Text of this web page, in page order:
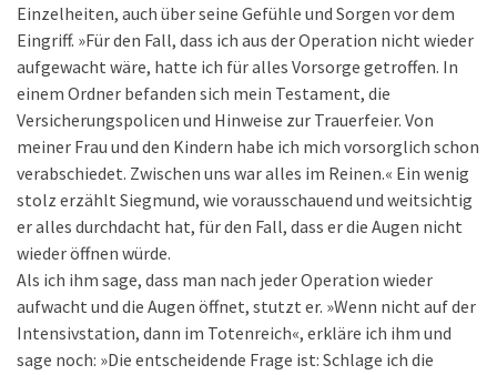
Einzelheiten, auch über seine Gefühle und Sorgen vor dem
Eingriff. »Für den Fall, dass ich aus der Operation nicht wieder
aufgewacht wäre, hatte ich für alles Vorsorge getroffen. In
einem Ordner befanden sich mein Testament, die
Versicherungspolicen und Hinweise zur Trauerfeier. Von
meiner Frau und den Kindern habe ich mich vorsorglich schon
verabschiedet. Zwischen uns war alles im Reinen.« Ein wenig
stolz erzählt Siegmund, wie vorausschauend und weitsichtig
er alles durchdacht hat, für den Fall, dass er die Augen nicht
wieder öffnen würde.
Als ich ihm sage, dass man nach jeder Operation wieder
aufwacht und die Augen öffnet, stutzt er. »Wenn nicht auf der
Intensivstation, dann im Totenreich«, erkläre ich ihm und
sage noch: »Die entscheidende Frage ist: Schlage ich die